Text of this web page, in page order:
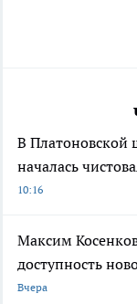
В Платоновской
началась
10:16
Максим
доступность
Вчера